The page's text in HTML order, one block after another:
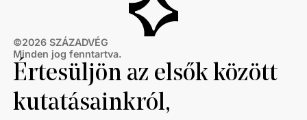
©2026 SZÁZADVÉG
Minden jog fenntartva.
Értesüljön az elsők között
kutatásainkról,